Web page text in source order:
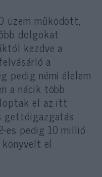
üzem működött,
dolgokat
kezdve a
a
pedig némi élelem
a nácik több
el az itt
gettóigazgatás
es pedig 10 millió
el